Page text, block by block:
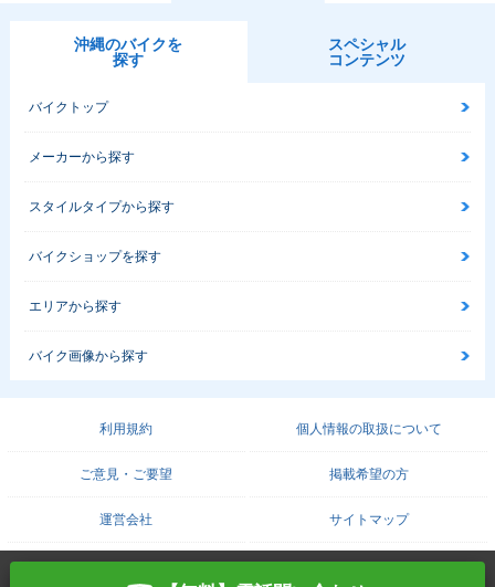
沖縄のバイクを
探す
スペシャル
コンテンツ
バイクトップ
メーカーから探す
スタイルタイプから探す
バイクショップを探す
エリアから探す
バイク画像から探す
利用規約 個人情報の取扱について
ご意見・ご要望 掲載希望の方
運営会社 サイトマップ